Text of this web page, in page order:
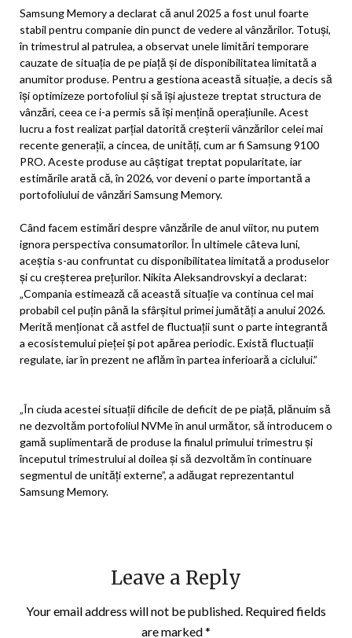
Samsung Memory a declarat că anul 2025 a fost unul foarte
stabil pentru companie din punct de vedere al vânzărilor. Totuși,
în trimestrul al patrulea, a observat unele limitări temporare
cauzate de situația de pe piață și de disponibilitatea limitată a
anumitor produse. Pentru a gestiona această situație, a decis să
își optimizeze portofoliul și să își ajusteze treptat structura de
vânzări, ceea ce i-a permis să își mențină operațiunile. Acest
lucru a fost realizat parțial datorită creșterii vânzărilor celei mai
recente generații, a cincea, de unități, cum ar fi Samsung 9100
PRO. Aceste produse au câștigat treptat popularitate, iar
estimările arată că, în 2026, vor deveni o parte importantă a
portofoliului de vânzări Samsung Memory.
Când facem estimări despre vânzările de anul viitor, nu putem
ignora perspectiva consumatorilor. În ultimele câteva luni,
aceștia s-au confruntat cu disponibilitatea limitată a produselor
și cu creșterea prețurilor. Nikita Aleksandrovskyi a declarat:
„Compania estimează că această situație va continua cel mai
probabil cel puțin până la sfârșitul primei jumătăți a anului 2026.
Merită menționat că astfel de fluctuații sunt o parte integrantă
a ecosistemului pieței și pot apărea periodic. Există fluctuații
regulate, iar în prezent ne aflăm în partea inferioară a ciclului.”
„În ciuda acestei situații dificile de deficit de pe piață, plănuim să
ne dezvoltăm portofoliul NVMe în anul următor, să introducem o
gamă suplimentară de produse la finalul primului trimestru și
începutul trimestrului al doilea și să dezvoltăm în continuare
segmentul de unități externe”, a adăugat reprezentantul
Samsung Memory.
Leave a Reply
Your email address will not be published. Required fields
are marked*